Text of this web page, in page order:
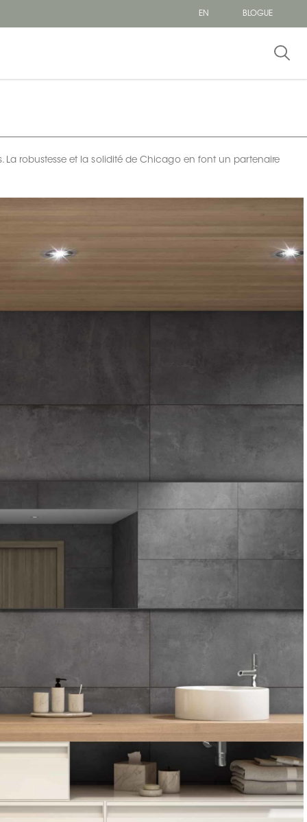
EN BLOGUE
La robustesse et la solidité de Chicago en font un partenaire